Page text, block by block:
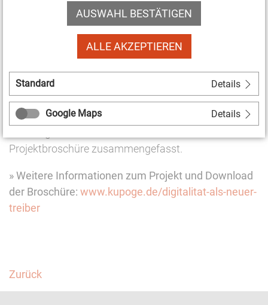
Digitalität" und "Kulturpolitik der Nachhaltigkeit"
sowie die "Sommerakademie für eine klimagerechte
Kulturpolitik" führt die Kulturpolitische Gesellschaft
bis Mitte dieses Jahres mehrere Bildungs-,
Diskussions- und Vernetzungsformate durch. Hierzu
gehören jeweils eine Webinar- und Podcast-Reihe
sowie kollaborative Netzwerktreffen.
Projektbroschüre zusammengefasst.
» Weitere Informationen zum Projekt und Download
der Broschüre: www.kupoge.de/digitalitat-als-neuer-
treiber
Zurück
AUSWAHL BESTÄTIGEN
ALLE AKZEPTIEREN
Standard Details
Google Maps Details